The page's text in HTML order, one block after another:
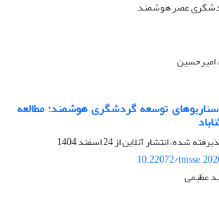
امیرحسین
توسعه‌ گردشگری هوشمند: مطالعه
شده، انتشار آنلاین از24 اسفند 1404
10.22072/
عظیمی